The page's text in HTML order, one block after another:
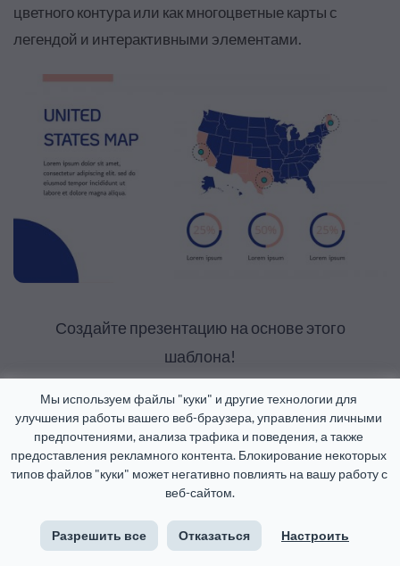
Мы используем файлы "куки" и другие технологии для
улучшения работы вашего веб-браузера, управления личными
предпочтениями, анализа трафика и поведения, а также
предоставления рекламного контента. Блокирование некоторых
типов файлов "куки" может негативно повлиять на вашу работу с
веб-сайтом.
Разрешить все Отказаться Настроить
цветного контура или как многоцветные карты с
легендой и интерактивными элементами.
Создайте презентацию на основе этого
шаблона!
Редактировать и скачать
6. Диаграммы и графики
Редкая презентация обходится без графиков и